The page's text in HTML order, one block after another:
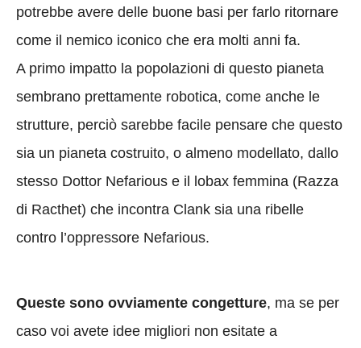
potrebbe avere delle buone basi per farlo ritornare
come il nemico iconico che era molti anni fa.
A primo impatto la popolazioni di questo pianeta
sembrano prettamente robotica, come anche le
strutture, perciò sarebbe facile pensare che questo
sia un pianeta costruito, o almeno modellato, dallo
stesso Dottor Nefarious e il lobax femmina (Razza
di Racthet) che incontra Clank sia una ribelle
contro l’oppressore Nefarious.
Queste sono ovviamente congetture, ma se per
caso voi avete idee migliori non esitate a